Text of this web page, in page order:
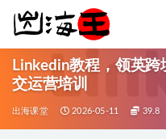
Linkedin教程，领英
交运营培训
出海课堂 2026-05-11 39.8
全部